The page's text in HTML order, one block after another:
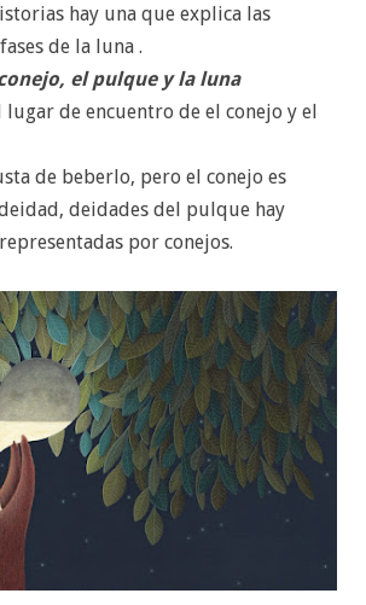
hay una que explica las
de la luna .
el pulque y la luna
lugar de encuentro de el conejo y el
de beberlo, pero el conejo es
deidades del pulque hay
por conejos.